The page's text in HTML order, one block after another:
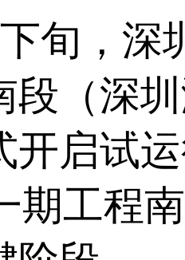
，深
段（深
开启试
期工程